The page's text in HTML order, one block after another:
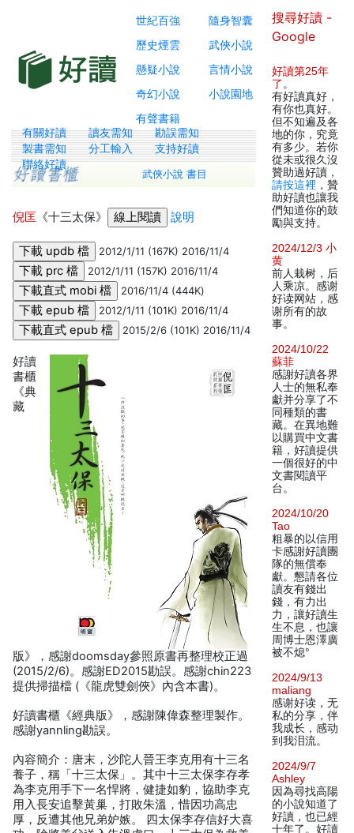
世紀百強
隨身智囊
歷史煙雲
武俠小說
懸疑小說
言情小說
奇幻小說
小說園地
有聲書籍
有關好讀 讀友需知
勘誤需知
製書需知
分工輸入
支持好讀
聯絡好讀
武俠小說 書目
倪匡 《十三太保》 說明
2012/1/11 (167K) 2016/11/4
2012/1/11 (157K) 2016/11/4
2016/11/4 (444K)
2012/1/11 (101K) 2016/11/4
2015/2/6 (101K) 2016/11/4
好讀
書櫃
《典
藏
版》，感謝doomsday參照原書再整理校正過
(2015/2/6)。感謝ED2015勘誤。感謝chin223
提供掃描檔 (《龍虎雙劍俠》內含本書)。
好讀書櫃《經典版》，感謝陳偉森整理製作。
感謝yannling勘誤。
內容簡介：唐末，沙陀人晉王李克用有十三名
養子，稱「十三太保」。其中十三太保李存孝
為李克用手下一名悍將，健捷如豹，協助李克
用入長安追擊黃巢，打敗朱溫，惜因功高忠
厚，反遭其他兄弟妒嫉。 四太保李存信好大喜
搜尋好讀 -
Google
好讀第25年
了 。
有好讀真好，
有你也真好。
但不知遍及各
地的你，究竟
有多少。若你
從未或很久沒
贊助過好讀，
請按這裡 ，贊
助好讀也讓我
們知道你的鼓
勵與支持。
2024/12/3 小
黄
前人栽树，后
人乘凉。感谢
好读网站，感
谢所有的故
事。
2024/10/22
蘇菲
感謝好讀各界
人士的無私奉
獻并分享了不
同種類的書
藏。在異地難
以購買中文書
籍，好讀提供
一個很好的中
文書閱讀平
台。
2024/10/20
Tao
粗暴的以信用
卡感謝好讀團
隊的無償奉
獻。懇請各位
讀友有錢出
錢，有力出
力，讓好讀生
生不息，也讓
周博士恩澤廣
被不熄°
2024/9/13
maliang
感谢好读，无
私的分享，伴
我成长，感动
到我泪流。
2024/9/7
Ashley
因為尋找高陽
的小說知道了
好讀，也已經
十年了。好讀